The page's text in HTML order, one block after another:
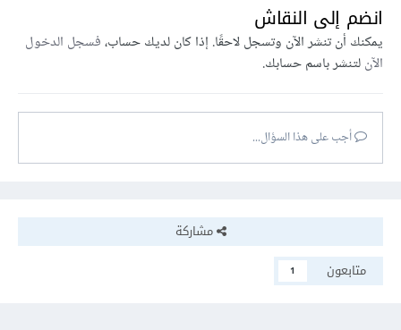
انضم إلى النقاش
يمكنك أن تنشر الآن وتسجل لاحقًا. إذا كان لديك حساب،فسجل الدخول
الآنلتنشر باسم حسابك.
أجب على هذا السؤال...
مشاركة
متابعون
1